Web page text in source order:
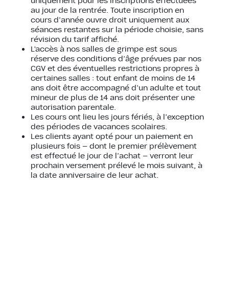
au jour de la rentrée. Toute inscription en
cours d’année ouvre droit uniquement aux
séances restantes sur la période choisie, sans
révision du tarif affiché.
L'accès à nos salles de grimpe est sous
réserve des conditions d’âge prévues par nos
CGV et des éventuelles restrictions propres à
certaines salles : tout enfant de moins de 14
ans doit être accompagné d’un adulte et tout
mineur de plus de 14 ans doit présenter une
autorisation parentale.
Les cours ont lieu les jours fériés, à l’exception
des périodes de vacances scolaires.
Les clients ayant opté pour un paiement en
plusieurs fois — dont le premier prélèvement
est effectué le jour de l’achat — verront leur
prochain versement prélevé le mois suivant, à
la date anniversaire de leur achat.